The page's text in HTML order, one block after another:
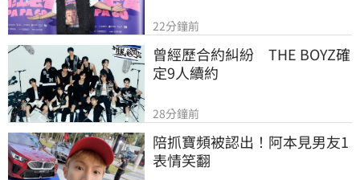
22分鐘前
曾經歷合約糾紛　THE BOYZ確
定9人續約
28分鐘前
陪抓寶頻被認出！阿本見男友1
表情笑翻